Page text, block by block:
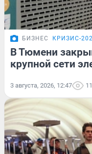
БИЗНЕС КРИЗИС-
В Тюмени
крупной сети
3 августа, 2026, 12:47